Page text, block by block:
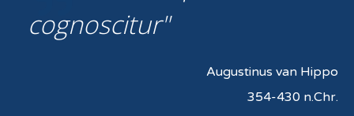
cognoscitur
Augustinus van Hippo
354-430 n.Chr.